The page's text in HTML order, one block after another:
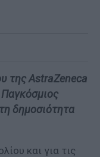
της AstraZeneca
δημοσιότητα
και για τις